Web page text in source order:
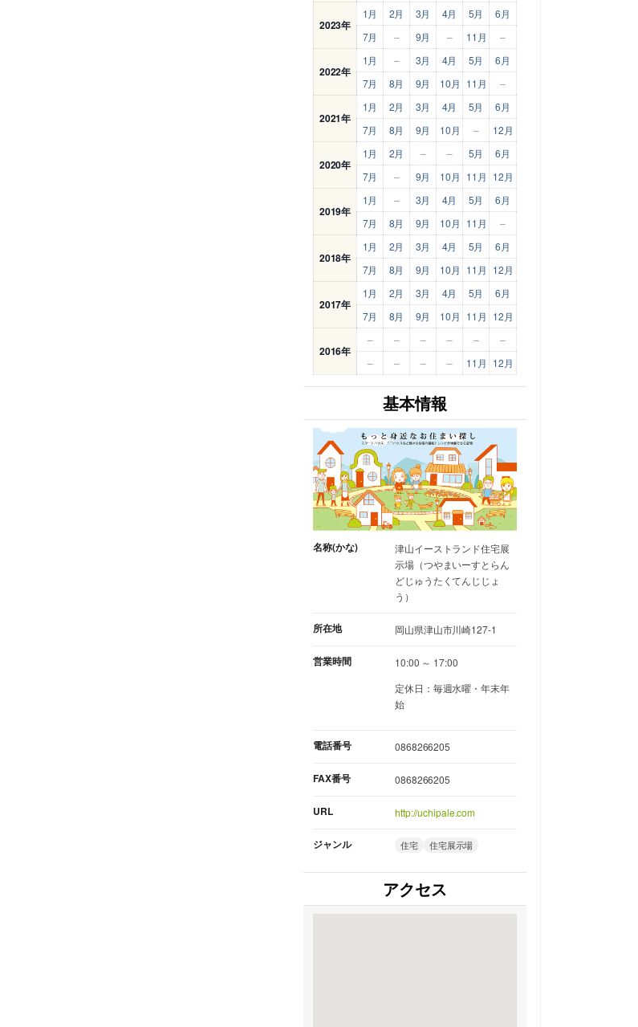
2023年
1月 2月 3月 4月 5月
6月
7月
– 9月 – 11月 –
2022年
1月 – 3月 4月 5月
6月
7月
8月 9月 10月 11月 –
2021年
1月 2月 3月 4月 5月
6月
7月
8月 9月 10月 – 12月
2020年
1月 2月 – – 5月
6月
7月
– 9月 10月 11月 12月
2019年
1月 – 3月 4月 5月
6月
7月
8月 9月 10月 11月 –
2018年
1月 2月 3月 4月 5月
6月
7月
8月 9月 10月 11月 12月
2017年
1月 2月 3月 4月 5月
6月
7月
8月 9月 10月 11月 12月
2016年
– – – – –
–
–
– – – 11月 12月
基本情報
名称(かな)
津山イーストランド住宅展
示場（つやまいーすとらん
どじゅうたくてんじじょ
う）
所在地 岡山県津山市川崎127-1
営業時間
10:00 ～ 17:00
定休日：毎週水曜・年末年
始
電話番号 0868266205
FAX番号 0868266205
URL http://uchipale.com
ジャンル 住宅 住宅展示場
アクセス